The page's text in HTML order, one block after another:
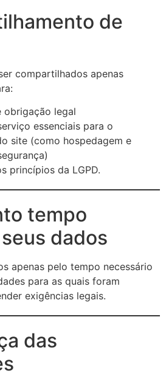
de
compartilhados apenas
obrigação legal
essenciais para o
site (como hospedagem e
princípios da LGPD.
tempo
dados
apenas pelo tempo necessário
para as quais foram
exigências legais.
das